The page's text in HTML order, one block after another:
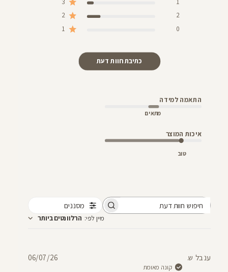
2 2
1 0
כתיבת חוות דעת
התאמה למידה
מתאים
איכות המוצר
טוב
מסננים
מיין לפי: הרלוונטים ביותר
ענבל ש.
קונה מאומת
תאריך06/07/26